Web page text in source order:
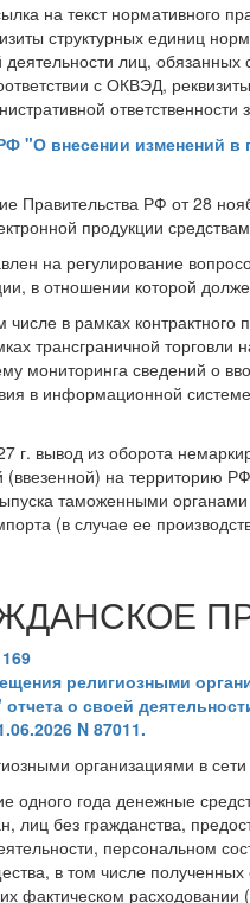
на текст нормативного
структурных единиц
лиц,
с ОКВЭД,
"О внесении изменений в
Правительства РФ от 28
продукции
на регулирование
в отношении которой
в рамках контрактного
трансграничной
мониторинга сведений о
в информационной
г. вывод из оборота
на территорию
таможенными
(в случае ее
религиозными
о своей
N 87011.
организациями в сети
одного года денежные
лиц без гражданства,
персональном
в том числе
фактическом